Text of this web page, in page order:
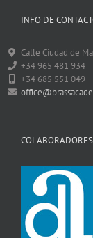
INFO DE
Calle Ciudad de
+34 965 481 934
+34 685 551 049
COLABORADORES